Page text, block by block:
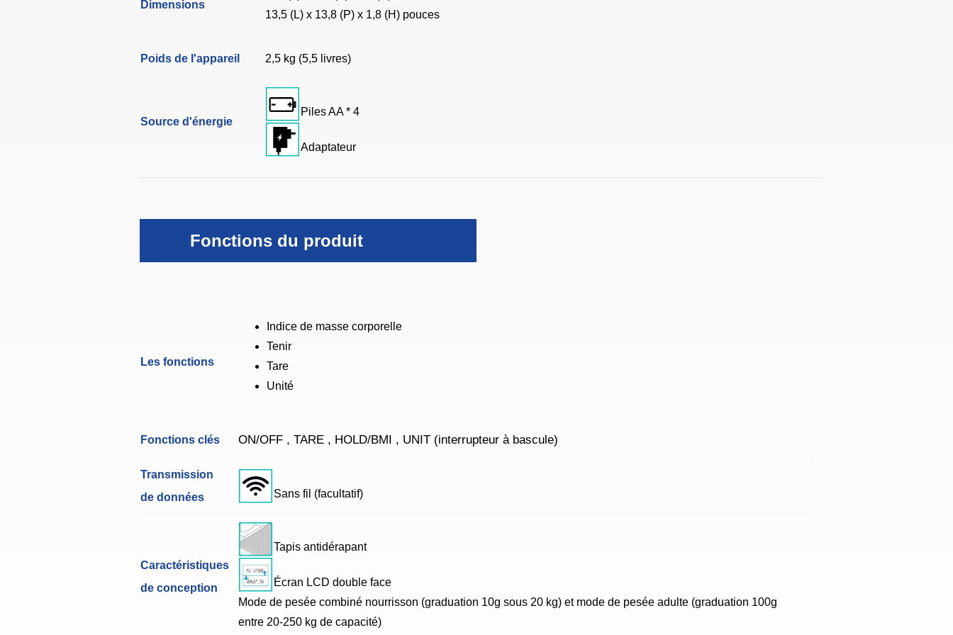
Dimensions
13,5 (L) x 13,8 (P) x 1,8 (H) pouces
Poids de l'appareil 2,5 kg (5,5 livres)
Source d'énergie
Piles AA * 4
Adaptateur
Fonctions du produit
Les fonctions
Indice de masse corporelle
Tenir
Tare
Unité
Fonctions clés ON/OFF , TARE , HOLD/BMI , UNIT (interrupteur à bascule)
Transmission
de données
Sans fil (facultatif)
Caractéristiques
de conception
Tapis antidérapant
Écran LCD double face
Mode de pesée combiné nourrisson (graduation 10g sous 20 kg) et mode de pesée adulte (graduation 100g
entre 20-250 kg de capacité)